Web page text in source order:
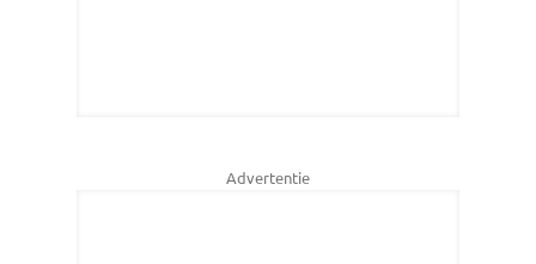
Advertentie